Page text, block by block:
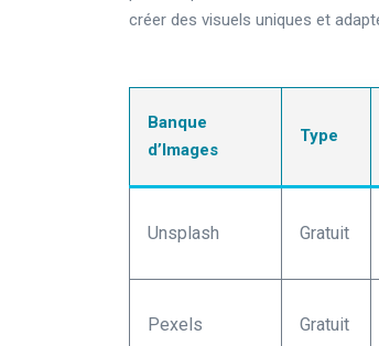
créer des visuels uniques et
Banque
d’Images
Type
Unsplash Gratuit
Pexels Gratuit